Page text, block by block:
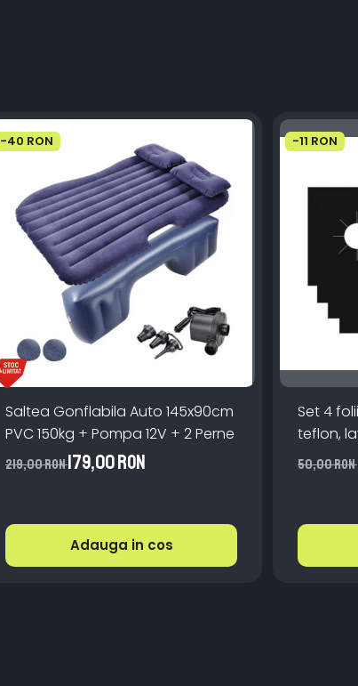
-40 RON
Saltea Gonflabila Auto 145x90cm
PVC 150kg + Pompa 12V + 2 Perne
219,00 RON179,00 RON
Adauga in cos
-11 RON
Set 4
teflon,
Negru/
50,00 RON